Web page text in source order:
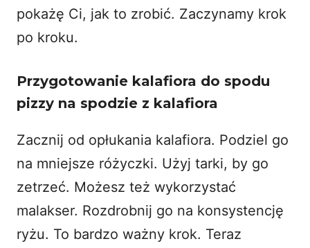
pokażę Ci, jak to zrobić. Zaczynamy krok
po kroku.
Przygotowanie kalafiora do spodu
pizzy na spodzie z kalafiora
Zacznij od opłukania kalafiora. Podziel go
na mniejsze różyczki. Użyj tarki, by go
zetrzeć. Możesz też wykorzystać
malakser. Rozdrobnij go na konsystencję
ryżu. To bardzo ważny krok. Teraz